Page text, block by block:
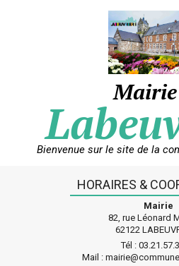
Mairie
Bienvenue sur le site de la
HORAIRES &
Mairie
82, rue Léonard
62122
Tél :
Mail :